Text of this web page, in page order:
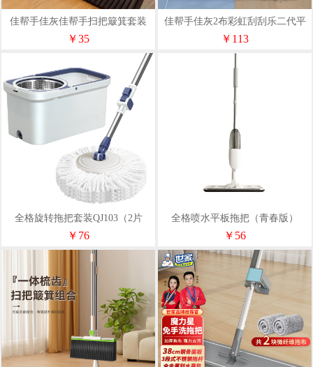
佳帮手佳灰佳帮手扫把簸箕套装
S01
￥35
佳帮手佳灰2布彩虹刮刮乐二代平
板拖把套装M02
￥113
全格旋转拖把套装QJ103（2片
装）
￥76
全格喷水平板拖把（青春版）
QJ030501
￥56